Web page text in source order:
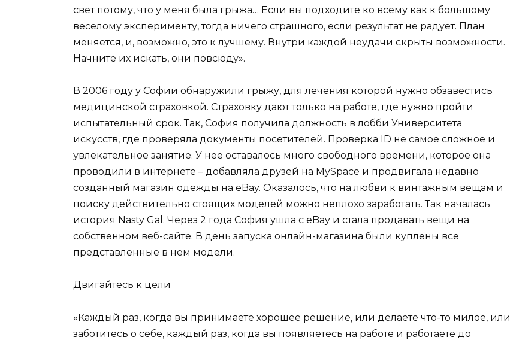
свет потому, что у меня была грыжа… Если вы подходите ко всему как к большому
веселому эксперименту, тогда ничего страшного, если результат не радует. План
меняется, и, возможно, это к лучшему. Внутри каждой неудачи скрыты возможности.
Начните их искать, они повсюду».
В 2006 году у Софии обнаружили грыжу, для лечения которой нужно обзавестись
медицинской страховкой. Страховку дают только на работе, где нужно пройти
испытательный срок. Так, София получила должность в лобби Университета
искусств, где проверяла документы посетителей. Проверка ID не самое сложное и
увлекательное занятие. У нее оставалось много свободного времени, которое она
проводили в интернете – добавляла друзей на MySpace и продвигала недавно
созданный магазин одежды на eBay. Оказалось, что на любви к винтажным вещам и
поиску действительно стоящих моделей можно неплохо заработать. Так началась
история Nasty Gal. Через 2 года София ушла с eBay и стала продавать вещи на
собственном веб-сайте. В день запуска онлайн-магазина были куплены все
представленные в нем модели.
Двигайтесь к цели
«Каждый раз, когда вы принимаете хорошее решение, или делаете что-то милое, или
заботитесь о себе, каждый раз, когда вы появляетесь на работе и работаете до